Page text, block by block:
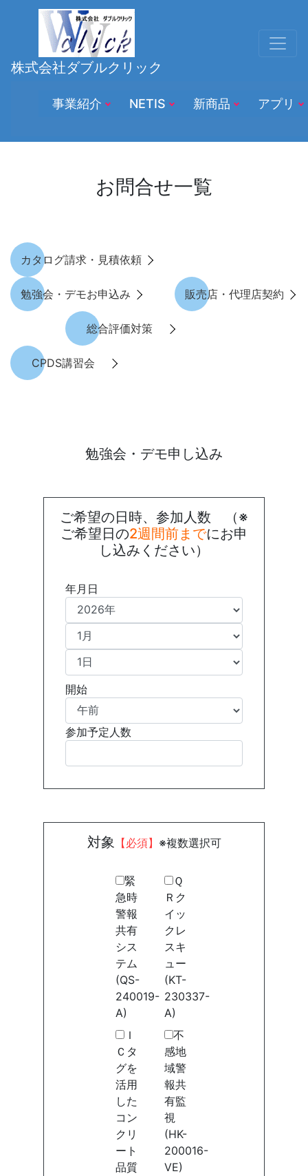
株式会社ダブルクリック
事業紹介 NETIS 新商品 アプリ
お問合せ一覧
カタログ請求・見積依頼
勉強会・デモお申込み 販売店・代理店契約
総合評価対策
CPDS講習会
勉強会・デモ申し込み
ご希望の日時、参加人数 （※
ご希望日の2週間前までにお申
し込みください）
年月日
開始
参加予定人数
対象 【必須】 ※複数選択可
緊
急時
警報
共有
シス
テム
(QS-
240019-
A)
Ｑ
Ｒク
イッ
クレ
スキ
ュー
(KT-
230337-
A)
Ｉ
Ｃタ
グを
活用
した
コン
クリ
ート
品質
不
感地
域警
報共
有監
視
(HK-
200016-
VE)